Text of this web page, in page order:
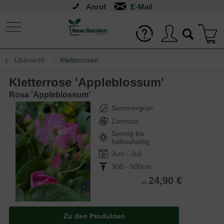
Anruf
Übersicht Kletterrosen
Kletterrose 'Appleblossum'
Rosa 'Appleblossum'
Sommergrün
Zartrosa
Sonnig bis
halbschattig
Juni - Juli
300 - 500cm
ab 24,90 €
Zu den Produkten